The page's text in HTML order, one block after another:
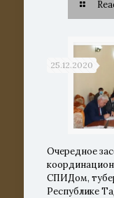
25.12.2020
Очередное
СПИДом,
Республике